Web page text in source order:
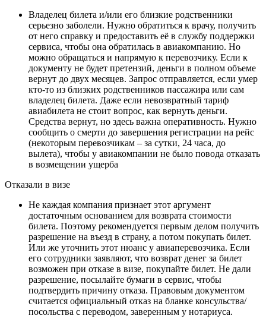
Владелец билета и/или его близкие родственники
серьезно заболели. Нужно обратиться к врачу, получить
от него справку и предоставить её в службу поддержки
сервиса, чтобы она обратилась в авиакомпанию. Но
можно обращаться и напрямую к перевозчику. Если к
документу не будет претензий, деньги в полном объеме
вернут до двух месяцев. Запрос отправляется, если умер
кто-то из близких родственников пассажира или сам
владелец билета. Даже если невозвратный тариф
авиабилета не стоит вопрос, как вернуть деньги.
Средства вернут, но здесь важна оперативность. Нужно
сообщить о смерти до завершения регистрации на рейс
(некоторым перевозчикам – за сутки, 24 часа, до
вылета), чтобы у авиакомпании не было повода отказать
в возмещении ущерба
Отказали в визе
Не каждая компания признает этот аргумент
достаточным основанием для возврата стоимости
билета. Поэтому рекомендуется первым делом получить
разрешение на въезд в страну, а потом покупать билет.
Или же уточнить этот нюанс у авиаперевозчика. Если
его сотрудники заявляют, что возврат денег за билет
возможен при отказе в визе, покупайте билет. Не дали
разрешение, посылайте бумаги в сервис, чтобы
подтвердить причину отказа. Правовым документом
считается официальный отказ на бланке консульства/
посольства с переводом, заверенным у нотариуса.